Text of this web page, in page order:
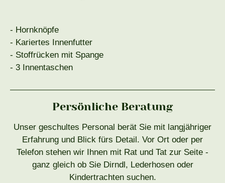
- Hornknöpfe
- Kariertes Innenfutter
- Stoffrücken mit Spange
- 3 Innentaschen
Persönliche Beratung
Unser geschultes Personal berät Sie mit langjähriger
Erfahrung und Blick fürs Detail. Vor Ort oder per
Telefon stehen wir Ihnen mit Rat und Tat zur Seite -
ganz gleich ob Sie Dirndl, Lederhosen oder
Kindertrachten suchen.